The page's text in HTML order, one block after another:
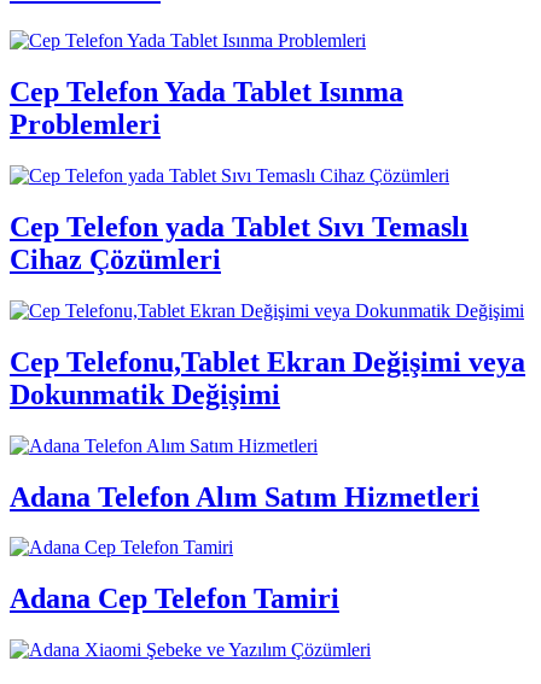
Cep Telefon Yada Tablet Isınma
Problemleri
Cep Telefon yada Tablet Sıvı Temaslı
Cihaz Çözümleri
Cep Telefonu,Tablet Ekran Değişimi veya
Dokunmatik Değişimi
Adana Telefon Alım Satım Hizmetleri
Adana Cep Telefon Tamiri